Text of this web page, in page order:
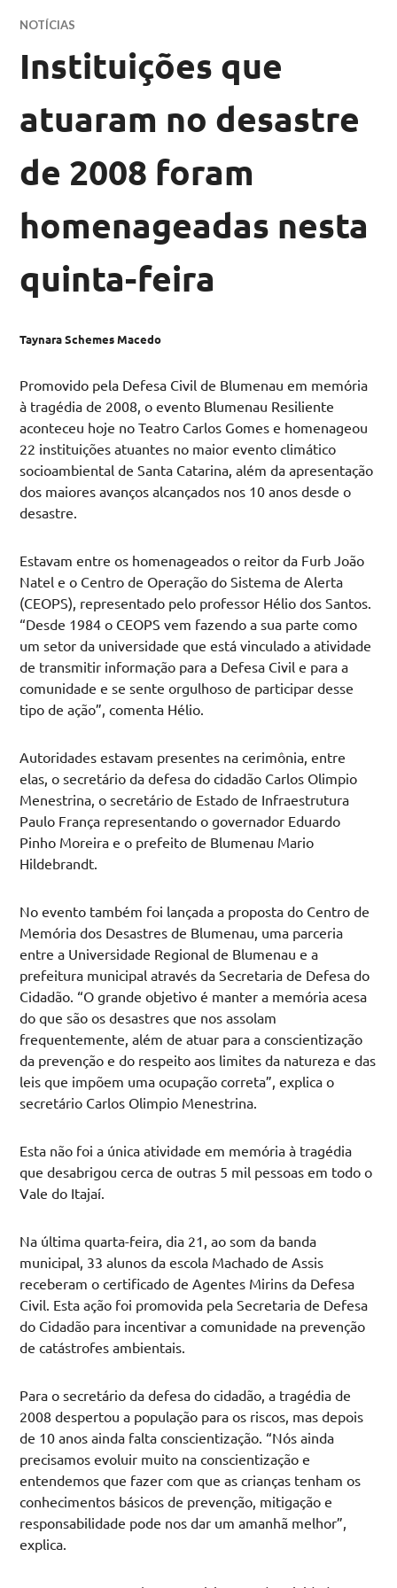
NOTÍCIAS
Instituições que
atuaram no desastre
de 2008 foram
homenageadas nesta
quinta-feira
Taynara Schemes Macedo
Promovido pela Defesa Civil de Blumenau em memória
à tragédia de 2008, o evento Blumenau Resiliente
aconteceu hoje no Teatro Carlos Gomes e homenageou
22 instituições atuantes no maior evento climático
socioambiental de Santa Catarina, além da apresentação
dos maiores avanços alcançados nos 10 anos desde o
desastre.
Estavam entre os homenageados o reitor da Furb João
Natel e o Centro de Operação do Sistema de Alerta
(CEOPS), representado pelo professor Hélio dos Santos.
“Desde 1984 o CEOPS vem fazendo a sua parte como
um setor da universidade que está vinculado a atividade
de transmitir informação para a Defesa Civil e para a
comunidade e se sente orgulhoso de participar desse
tipo de ação”, comenta Hélio.
Autoridades estavam presentes na cerimônia, entre
elas, o secretário da defesa do cidadão Carlos Olimpio
Menestrina, o secretário de Estado de Infraestrutura
Paulo França representando o governador Eduardo
Pinho Moreira e o prefeito de Blumenau Mario
Hildebrandt.
No evento também foi lançada a proposta do Centro de
Memória dos Desastres de Blumenau, uma parceria
entre a Universidade Regional de Blumenau e a
prefeitura municipal através da Secretaria de Defesa do
Cidadão. “O grande objetivo é manter a memória acesa
do que são os desastres que nos assolam
frequentemente, além de atuar para a conscientização
da prevenção e do respeito aos limites da natureza e das
leis que impõem uma ocupação correta”, explica o
secretário Carlos Olimpio Menestrina.
Esta não foi a única atividade em memória à tragédia
que desabrigou cerca de outras 5 mil pessoas em todo o
Vale do Itajaí.
Na última quarta-feira, dia 21, ao som da banda
municipal, 33 alunos da escola Machado de Assis
receberam o certificado de Agentes Mirins da Defesa
Civil. Esta ação foi promovida pela Secretaria de Defesa
do Cidadão para incentivar a comunidade na prevenção
de catástrofes ambientais.
Para o secretário da defesa do cidadão, a tragédia de
2008 despertou a população para os riscos, mas depois
de 10 anos ainda falta conscientização. “Nós ainda
precisamos evoluir muito na conscientização e
entendemos que fazer com que as crianças tenham os
conhecimentos básicos de prevenção, mitigação e
responsabilidade pode nos dar um amanhã melhor”,
explica.